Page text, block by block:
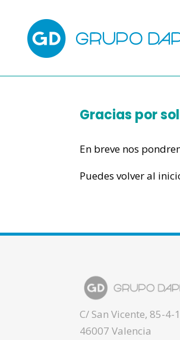
Gracias por
En breve nos
Puedes volver al
C/ San Vicente, 85-4-1
46007 Valencia